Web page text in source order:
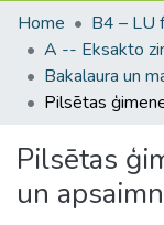
Home
Pilsētas
un